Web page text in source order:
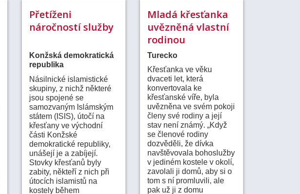
Přetíženi
náročností služby
Konžská demokratická
republika
Násilnické islamistické
skupiny, z nichž některé
jsou spojené se
samozvaným Islámským
státem (ISIS), útočí na
křesťany ve východní
části Konžské
demokratické republiky,
unášejí je a zabíjejí.
Stovky křesťanů byly
zabity, někteří z nich při
útocích islamistů na
kostely během
Mladá křesťanka
uvězněná vlastní
rodinou
Turecko
Křesťanka ve věku
dvaceti let, která
konvertovala ke
křesťanské víře, byla
uvězněna ve svém pokoji
členy své rodiny a její
stav není známý. „Když
se členové rodiny
dozvěděli, že dívka
navštěvovala bohoslužby
v jediném kostele v okolí,
zavolali ji domů, aby si o
tom s ní promluvili, ale
pak už ji z domu